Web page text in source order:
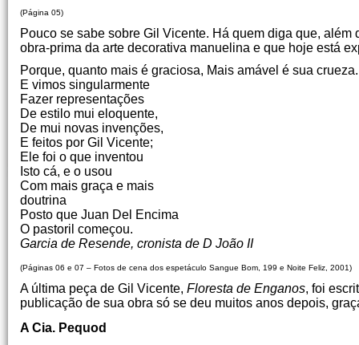
(Página 05)
Pouco se sabe sobre Gil Vicente. Há quem diga que,
obra-prima da arte decorativa manuelina e que hoje está
Porque, quanto mais é graciosa, Mais amável é sua crueza.
E vimos singularmente
Fazer representações
De estilo mui eloquente,
De mui novas invenções,
E feitos por Gil Vicente;
Ele foi o que inventou
Isto cá, e o usou
Com mais graça e mais
doutrina
Posto que Juan Del Encima
O pastoril começou.
Garcia de Resende, cronista de D João II
(Páginas 06 e 07 – Fotos de cena dos espetáculo Sangue Bom, 199 e Noite Feliz, 2001)
A última peça de Gil Vicente, Floresta de Enganos, foi
publicação de sua obra só se deu muitos anos depois,
A Cia. Pequod